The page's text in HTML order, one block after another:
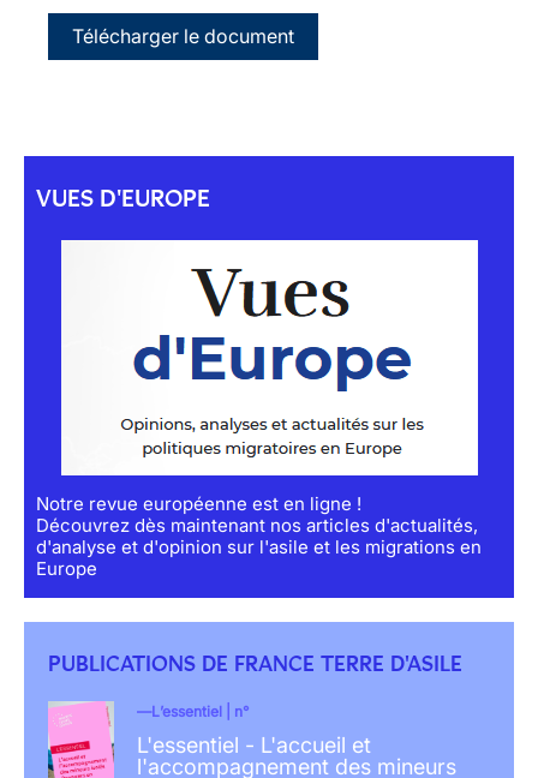
Télécharger le document
VUES D'EUROPE
Notre revue européenne est en ligne !
Découvrez dès maintenant nos articles d'actualités,
d'analyse et d'opinion sur l'asile et les migrations en
Europe
PUBLICATIONS DE FRANCE TERRE D'ASILE
L’essentiel | n°
L'essentiel - L'accueil et
l'accompagnement des mineurs